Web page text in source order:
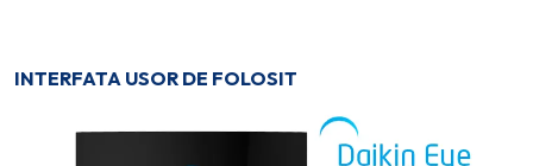
INTERFATA USOR DE FOLOSIT